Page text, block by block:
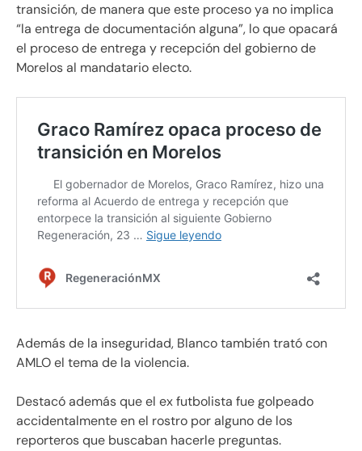
transición, de manera que este proceso ya no implica
“la entrega de documentación alguna”, lo que opacará
el proceso de entrega y recepción del gobierno de
Morelos al mandatario electo.
Además de la inseguridad, Blanco también trató con
AMLO el tema de la violencia.
Destacó además que el ex futbolista fue golpeado
accidentalmente en el rostro por alguno de los
reporteros que buscaban hacerle preguntas.